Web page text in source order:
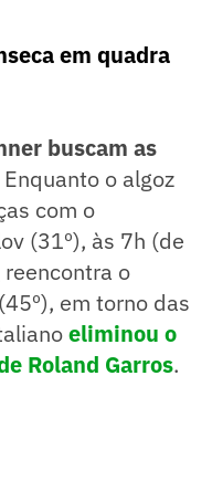
em quadra
buscam as
Enquanto o algoz
com o
(31º), às 7h (de
o
em torno das
eliminou o
Roland Garros.